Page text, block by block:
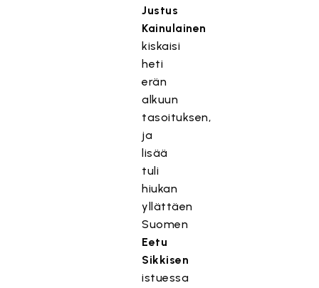
Justus
Kainulainen
kiskaisi
heti
erän
alkuun
tasoituksen,
ja
lisää
tuli
hiukan
yllättäen
Suomen
Eetu
Sikkisen
istuessa